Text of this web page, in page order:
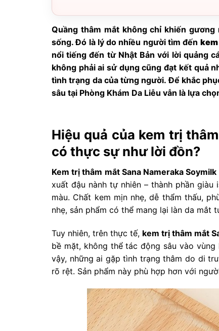
Quầng thâm mắt không chỉ khiến
sống. Đó là lý do nhiều người tìm đến kem
nổi tiếng đến từ Nhật Bản với lời quảng
không phải ai sử dụng cũng đạt kết quả
tình trạng da của từng người. Để khắc
sâu tại Phòng Khám Da Liễu vẫn là lựa
Hiệu quả của kem trị
có thực sự như lời đồn?
Kem trị thâm mắt Sana Nameraka Soymilk
xuất đậu nành tự nhiên – thành phần
màu. Chất kem mịn nhẹ, dễ thẩm thấu,
nhẹ, sản phẩm có thể mang lại làn da mắt
Tuy nhiên, trên thực tế, kem trị thâm mắt
bề mặt, không thể tác động sâu vào
vậy, những ai gặp tình trạng thâm do di
rõ rệt. Sản phẩm này phù hợp hơn với